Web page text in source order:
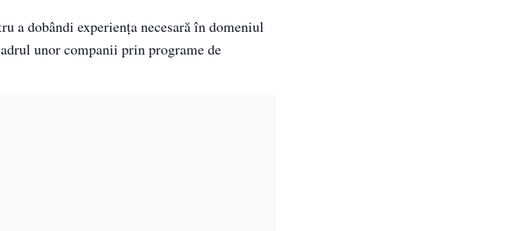
a dobândi experienţa necesară în domeniul
unor companii prin programe de